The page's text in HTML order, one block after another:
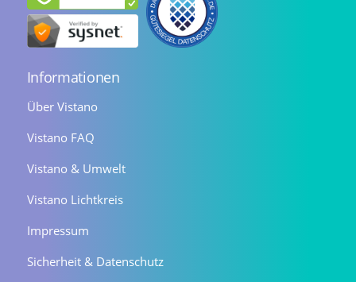
Informationen
Über Vistano
Vistano FAQ
Vistano & Umwelt
Vistano Lichtkreis
Impressum
Sicherheit & Datenschutz